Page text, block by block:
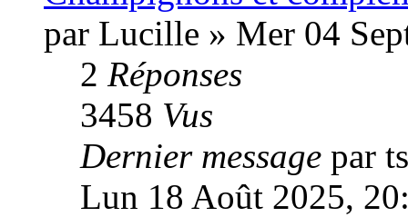
par Lucille » Mer 04
2 Réponses
3458 Vus
Dernier message par
Lun 18 Août 2025,